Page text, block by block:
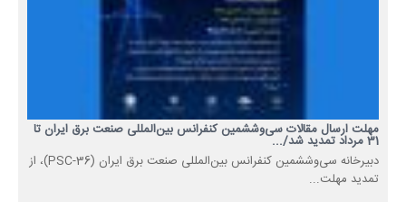
مهلت ارسال مقالات سی‌وششمین کنفرانس بین‌المللی صنعت برق ایران تا
31 مرداد تمدید شد/...
دبیرخانه سی‌وششمین کنفرانس بین‌المللی صنعت برق ایران (PSC-36)، از
تمدید مهلت...